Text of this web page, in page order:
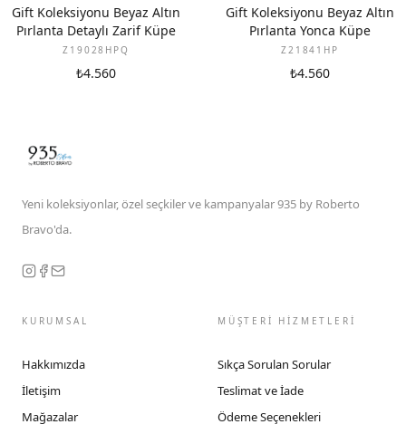
YENI
Gift Koleksiyonu Beyaz Altın
Pırlanta Detaylı Zarif Küpe
Z19028HPQ
₺4.560
YENI
Gift Koleksiyonu Beyaz Altın
Pırlanta Yonca Küpe
Z21841HP
₺4.560
Yeni koleksiyonlar, özel seçkiler ve kampanyalar 935 by Roberto
Bravo'da.
KURUMSAL
Hakkımızda
İletişim
Mağazalar
MÜŞTERİ HİZMETLERİ
Sıkça Sorulan Sorular
Teslimat ve İade
Ödeme Seçenekleri